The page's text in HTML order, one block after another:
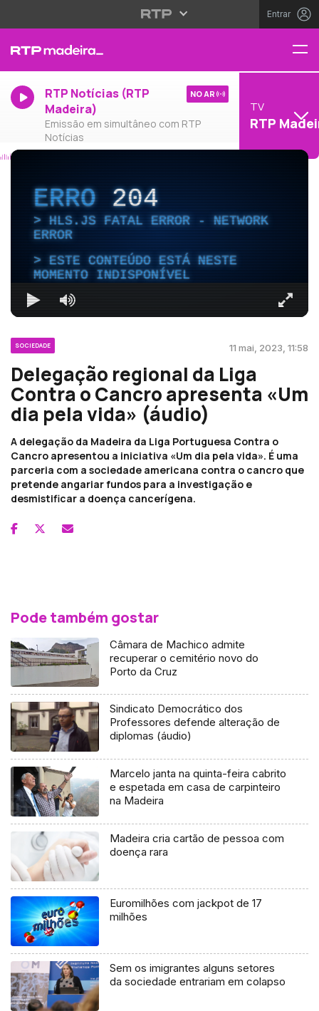
Entrar
RTP Notícias (RTP
Madeira)
Emissão em simultâneo com RTP
Notícias
NO AR
TV
RTP
ERRO204
HLS.JS FATAL ERROR - NETWORK
ERROR
ESTE CONTEÚDO ESTÁ NESTE
MOMENTO INDISPONÍVEL
SOCIEDADE 11 mai, 2023, 11:58
Delegação regional da Liga
Contra o Cancro apresenta «Um
dia pela vida» (áudio)
A delegação da Madeira da Liga Portuguesa Contra o
Cancro apresentou a iniciativa «Um dia pela vida». É uma
parceria com a sociedade americana contra o cancro que
pretende angariar fundos para a investigação e
desmistificar a doença cancerígena.
Pode também gostar
Câmara de Machico admite
recuperar o cemitério novo do
Porto da Cruz
Sindicato Democrático dos
Professores defende alteração de
diplomas (áudio)
Marcelo janta na quinta-feira cabrito
e espetada em casa de carpinteiro
na Madeira
Madeira cria cartão de pessoa com
doença rara
Euromilhões com jackpot de 17
milhões
Sem os imigrantes alguns setores
da sociedade entrariam em colapso